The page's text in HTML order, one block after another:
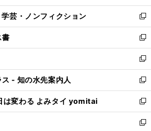
開
く
ウ
で
開
く
ン
ド
ウ
で
開
く
ウ
ィ
ン
ド
ウ
で
開
く
芸・ノンフィクション
新
し
い
ウ
ィ
ン
ド
ウ
で
開
く
書
新
し
い
ウ
ィ
ン
ド
ウ
で
新
し
い
ウ
ィ
ン
ド
- 知の水先案内人
新
し
い
ウ
ィ
は変わる よみタイ yomitai
新
し
い
新